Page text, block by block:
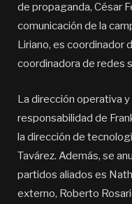
de propaganda, César
comunicación de la
Liriano, es coordinador
coordinadora de redes
La dirección operativa y
responsabilidad de
la dirección de
Tavárez. Además, se
partidos aliados es
externo, Roberto